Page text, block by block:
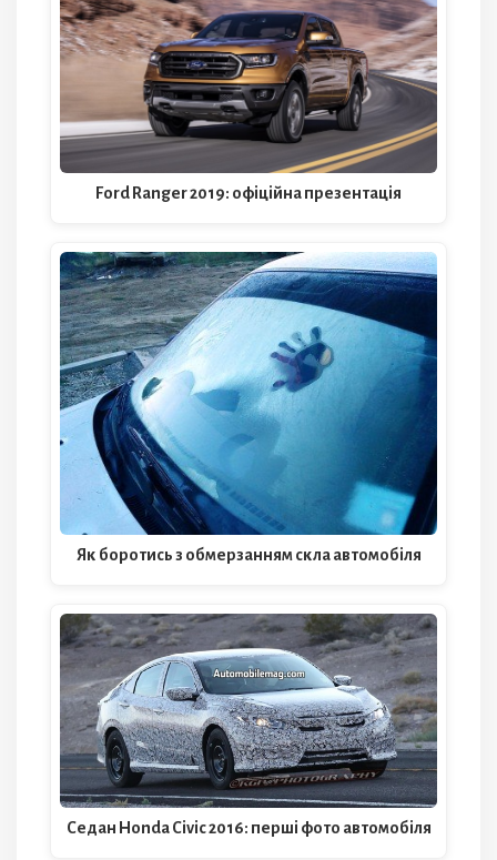
Ford Ranger 2019: офіційна презентація
Як боротись з обмерзанням скла автомобіля
Седан Honda Civic 2016: перші фото автомобіля